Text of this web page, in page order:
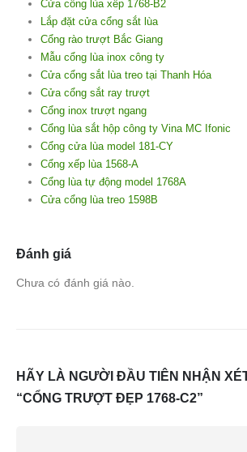
Cửa cổng lùa xếp 1768-B2
Lắp đặt cửa cổng sắt lùa
Cổng rào trượt Bắc Giang
Mẫu cổng lùa inox công ty
Cửa cổng sắt lùa treo tại Thanh Hóa
Cửa cổng sắt ray trượt
Cổng inox trượt ngang
Cổng lùa sắt hộp công ty Vina MC Ifonic
Cổng cửa lùa model 181-CY
Cổng xếp lùa 1568-A
Cổng lùa tự động model 1768A
Cửa cổng lùa treo 1598B
Đánh giá
Chưa có đánh giá nào.
HÃY LÀ NGƯỜI ĐẦU TIÊN NHẬN
“CỔNG TRƯỢT ĐẸP 1768-C2”